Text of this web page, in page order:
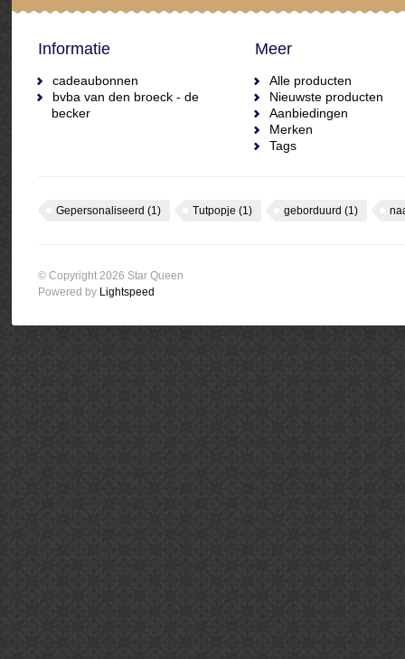
Informatie
cadeaubonnen
bvba van den broeck - de
becker
Meer
Alle producten
Nieuwste producten
Aanbiedingen
Merken
Tags
Gepersonaliseerd (1) Tutpopje (1) geborduurd (1)
© Copyright 2026 Star Queen
Powered by Lightspeed